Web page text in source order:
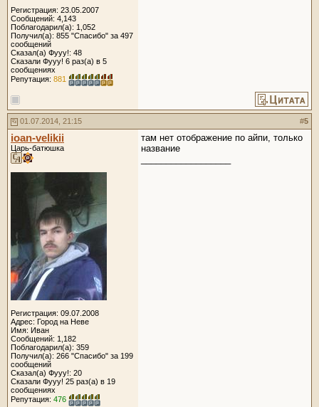
Регистрация: 23.05.2007
Сообщений: 4,143
Поблагодарил(а): 1,052
Получил(а): 855 "Спасибо" за 497
сообщений
Сказал(а) Фууу!: 48
Сказали Фууу! 6 раз(а) в 5
сообщениях
Репутация: 881
01.07.2014, 21:15 #5
ioan-velikii
Царь-батюшка
Регистрация: 09.07.2008
Адрес: Город на Неве
Имя: Иван
Сообщений: 1,182
Поблагодарил(а): 359
Получил(а): 266 "Спасибо" за 199
сообщений
Сказал(а) Фууу!: 20
Сказали Фууу! 25 раз(а) в 19
сообщениях
Репутация: 476
там нет отображение по айпи, только
название